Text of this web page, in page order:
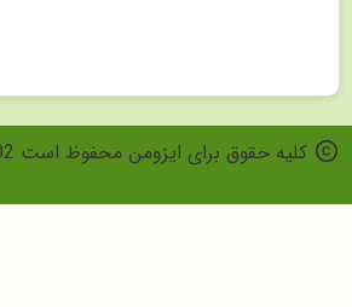
copyright کلیه حقوق برای ایزومن محفوظ است 1402